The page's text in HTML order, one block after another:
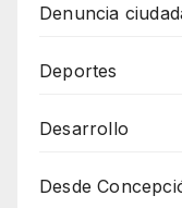
Denuncia
Deportes
Desarrollo
Desde